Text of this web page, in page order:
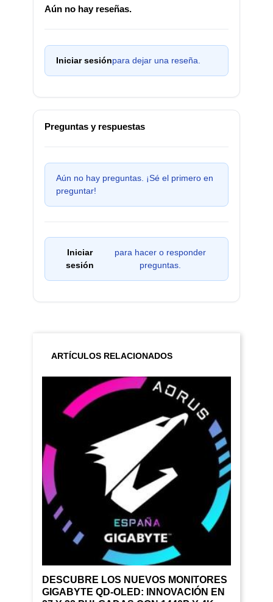
Aún no hay reseñas.
Iniciar sesiónpara dejar una reseña.
Preguntas y respuestas
Aún no hay preguntas. ¡Sé el primero en
preguntar!
Iniciar
sesión
para hacer o responder
preguntas.
ARTÍCULOS RELACIONADOS
DESCUBRE LOS NUEVOS MONITORES
GIGABYTE QD-OLED: INNOVACIÓN EN